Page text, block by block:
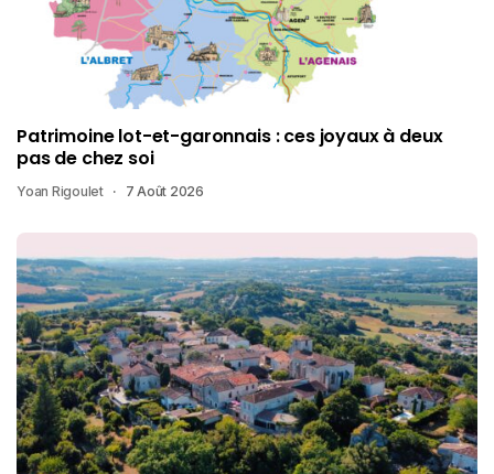
Patrimoine lot-et-garonnais : ces joyaux à deux
pas de chez soi
Yoan Rigoulet 7 Août 2026